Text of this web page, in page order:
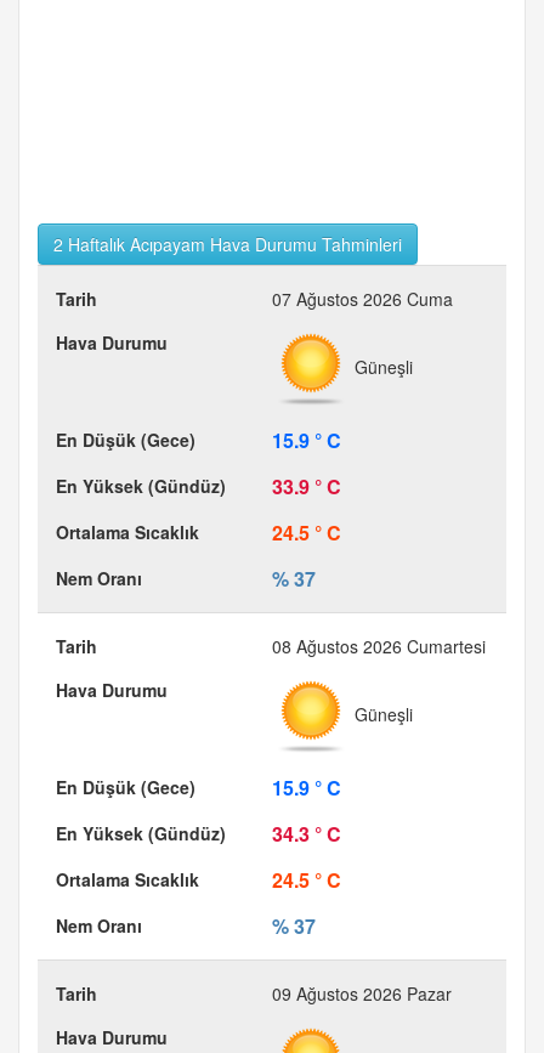
2 Haftalık Acıpayam Hava Durumu Tahminleri
07 Ağustos 2026 Cuma
Güneşli
15.9 ° C
33.9 ° C
24.5 ° C
% 37
08 Ağustos 2026 Cumartesi
Güneşli
15.9 ° C
34.3 ° C
24.5 ° C
% 37
09 Ağustos 2026 Pazar